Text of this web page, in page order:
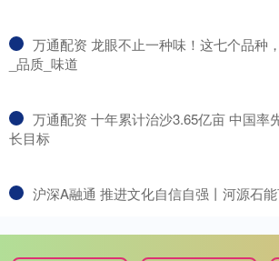
万通配资 龙眼不止一种味！这七个品种
_品质_味道
万通配资 十年累计治沙3.65亿亩 中国率
长目标
沪深A融通 推进文化自信自强丨河源石